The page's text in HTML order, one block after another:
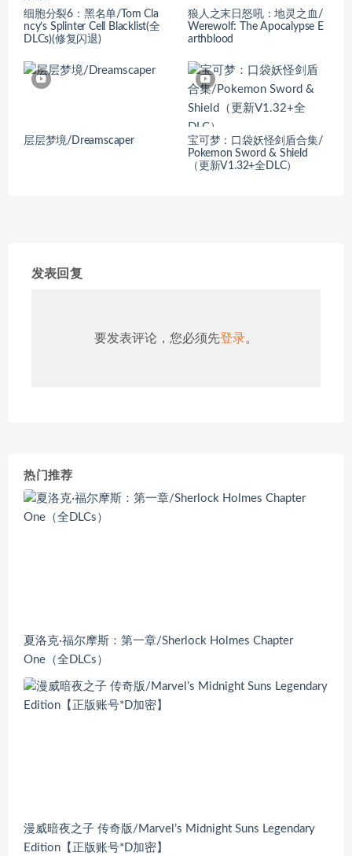
细胞分裂6：黑名单/Tom Cla
ncy’s Splinter Cell Blacklist(全
DLCs)(修复闪退)
狼人之末日怒吼：地灵之血/
Werewolf: The Apocalypse E
arthblood
层层梦境/Dreamscaper
宝可梦：口袋妖怪剑盾合集/
Pokemon Sword & Shield
（更新V1.32+全DLC）
发表回复
要发表评论，您必须先登录。
热门推荐
夏洛克·福尔摩斯：第一章/Sherlock Holmes Chapter
One（全DLCs）
漫威暗夜之子 传奇版/Marvel’s Midnight Suns Legendary
Edition【正版账号*D加密】